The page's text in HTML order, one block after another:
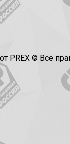
PREX © Все